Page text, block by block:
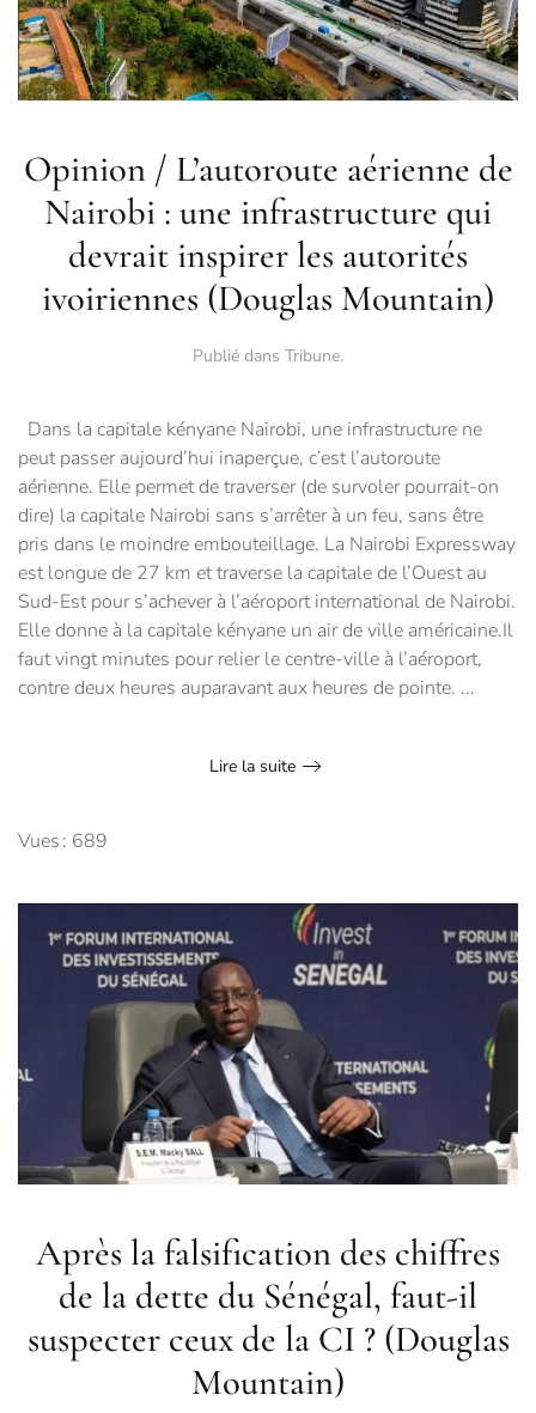
Opinion / L’autoroute aérienne de
Nairobi : une infrastructure qui
devrait inspirer les autorités
ivoiriennes (Douglas Mountain)
Publié dans Tribune.
Dans la capitale kényane Nairobi, une infrastructure ne
peut passer aujourd’hui inaperçue, c’est l’autoroute
aérienne. Elle permet de traverser (de survoler pourrait-on
dire) la capitale Nairobi sans s’arrêter à un feu, sans être
pris dans le moindre embouteillage. La Nairobi Expressway
est longue de 27 km et traverse la capitale de l’Ouest au
Sud-Est pour s’achever à l’aéroport international de Nairobi.
Elle donne à la capitale kényane un air de ville américaine.Il
faut vingt minutes pour relier le centre-ville à l’aéroport,
contre deux heures auparavant aux heures de pointe. ...
Lire la suite
Vues : 689
Après la falsification des chiffres
de la dette du Sénégal, faut-il
suspecter ceux de la CI ? (Douglas
Mountain)